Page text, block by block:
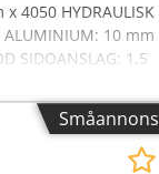
4050 HYDRAULISK
ALUMINIUM: 10 mm
SIDOANSLAG: 1,5
SLAGRÄKNARE:
VIKT: 11 650 kg
Småannons